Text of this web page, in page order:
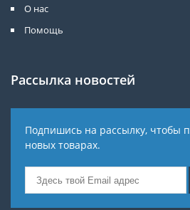
О нас
Помощь
Рассылка новостей
Подпишись на рассылку, чтобы
новых товарах.